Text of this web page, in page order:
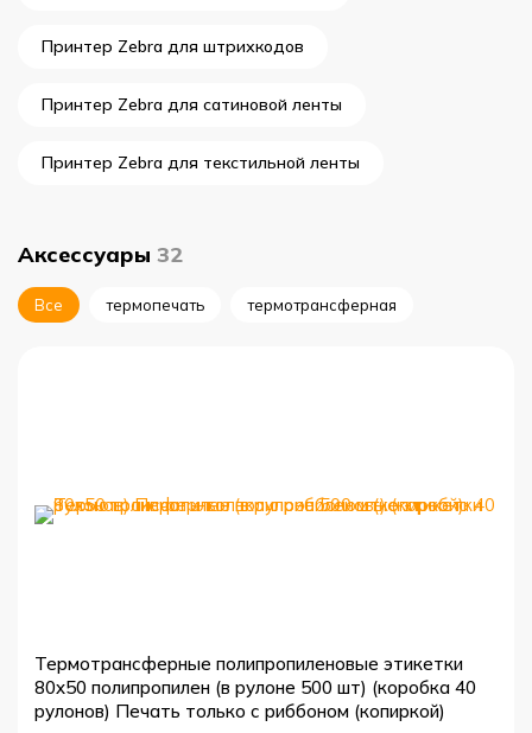
Принтер Zebra для штрихкодов
Принтер Zebra для сатиновой ленты
Принтер Zebra для текстильной ленты
Аксессуары 32
Все термопечать термотрансферная
Термотрансферные полипропиленовые этикетки
80x50 полипропилен (в рулоне 500 шт) (коробка 40
рулонов) Печать только с риббоном (копиркой)